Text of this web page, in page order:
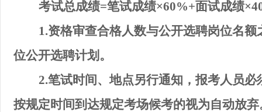
考试总成绩=笔试成绩×60%+面试成绩×4
1.资格审查合格人数与公开选聘岗位名额
位公开选聘计划。
2.笔试时间、地点另行通知，报考人员
按规定时间到 达规定考场候考的视为自动放弃